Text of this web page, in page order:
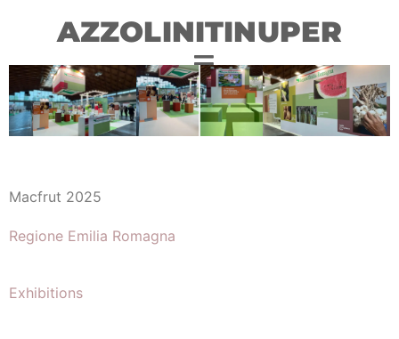
AZZOLINITINUPER
Macfrut 2025
Regione Emilia Romagna
Exhibitions